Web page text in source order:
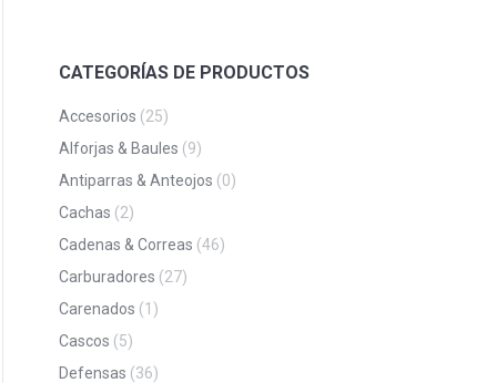
CATEGORÍAS DE PRODUCTOS
Accesorios (25)
Alforjas & Baules (9)
Antiparras & Anteojos (0)
Cachas (2)
Cadenas & Correas (46)
Carburadores (27)
Carenados (1)
Cascos (5)
Defensas (36)